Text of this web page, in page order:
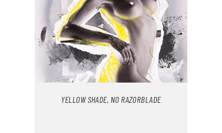
YELLOW SHADE, NO RAZORBLADE